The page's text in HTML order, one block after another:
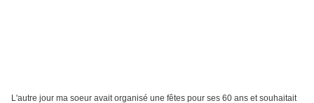
L'autre jour ma soeur avait organisé une fêtes pour ses 60 ans et souhaitait